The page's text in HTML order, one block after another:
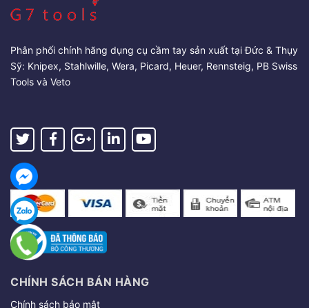
Phân phối chính hãng dụng cụ cầm tay sản xuất tại Đức & Thụy
Sỹ: Knipex, Stahlwille, Wera, Picard, Heuer, Rennsteig, PB Swiss
Tools và Veto
CHÍNH SÁCH BÁN HÀNG
Chính sách bảo mật